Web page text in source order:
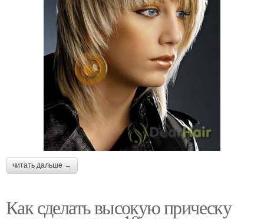
читать дальше →
Как сделать высокую прическу